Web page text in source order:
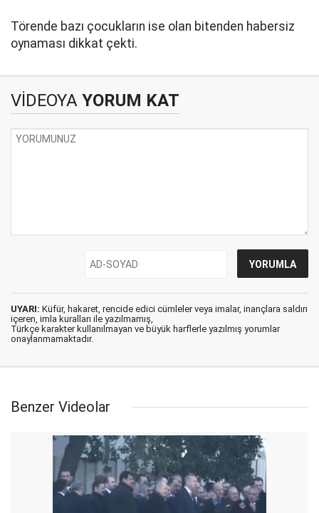
Törende bazı çocukların ise olan bitenden habersiz
oynaması dikkat çekti.
VİDEOYA YORUM KAT
UYARI: Küfür, hakaret, rencide edici cümleler veya imalar, inançlara saldırı
içeren, imla kuralları ile yazılmamış,
Türkçe karakter kullanılmayan ve büyük harflerle yazılmış yorumlar
onaylanmamaktadır.
Benzer Videolar